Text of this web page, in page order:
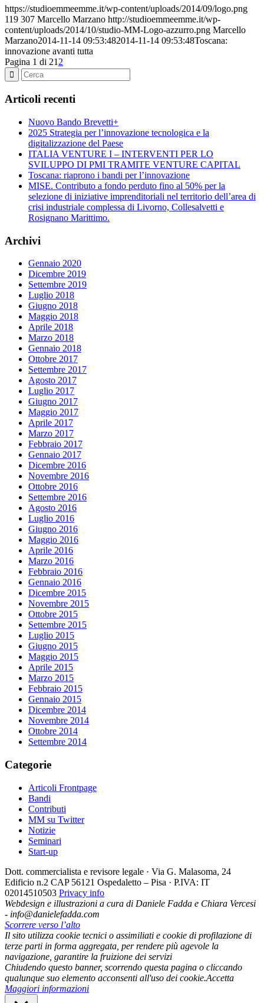
https://studioemmeemme.it/wp-content/uploads/2014/09/logo.png
119 307 Marcello Marzano http://studioemmeemme.it/wp-
content/uploads/2014/10/studio-MM-Logo-azzurro.png Marcello
Marzano2014-11-14 09:53:482014-11-14 09:53:48Toscana:
innovazione avanti tutta
Pagina 1 di 212
Articoli recenti
Nuovo Bando Brevetti+
2025 Strategia per l’innovazione tecnologica e la
digitalizzazione del Paese
ITALIA VENTURE I – INTERVENTI PER LO
SVILUPPO DI PMI TRAMITE VENTURE CAPITAL
Toscana: riaprono i bandi per l’innovazione
MISE. Contributo a fondo perduto fino al 50% per la
selezione di iniziative imprenditoriali nel territorio dell’area di
crisi industriale complessa di Livorno, Collesalvetti e
Rosignano Marittimo.
Archivi
Gennaio 2020
Dicembre 2019
Settembre 2019
Luglio 2018
Giugno 2018
Maggio 2018
Aprile 2018
Marzo 2018
Gennaio 2018
Ottobre 2017
Settembre 2017
Agosto 2017
Luglio 2017
Giugno 2017
Maggio 2017
Aprile 2017
Marzo 2017
Febbraio 2017
Gennaio 2017
Dicembre 2016
Novembre 2016
Ottobre 2016
Settembre 2016
Agosto 2016
Luglio 2016
Giugno 2016
Maggio 2016
Aprile 2016
Marzo 2016
Febbraio 2016
Gennaio 2016
Dicembre 2015
Novembre 2015
Ottobre 2015
Settembre 2015
Luglio 2015
Giugno 2015
Maggio 2015
Aprile 2015
Marzo 2015
Febbraio 2015
Gennaio 2015
Dicembre 2014
Novembre 2014
Ottobre 2014
Settembre 2014
Categorie
Articoli Frontpage
Bandi
Contributi
MM su Twitter
Notizie
Seminari
Start-up
Dott. commercialista e revisore legale · Via G. Malasoma, 24
Edificio n.2 CAP 56121 Ospedaletto – Pisa · P.IVA: IT
02014510503 Privacy info
Webdesign e illustrazioni a cura di Daniele Fadda e Chiara Vercesi
- info@danielefadda.com
Scorrere verso l’alto
Il sito utilizza cookie tecnici o assimiliati e cookie di profilazione di
terze parti in forma aggregata, per rendere più agevole la
navigazione, garantire la fruizione dei servizi
Chiudendo questo banner, scorrendo questa pagina o cliccando
qualunque suo elemento acconsenti all'uso dei cookie.Accetta
Maggiori informazioni